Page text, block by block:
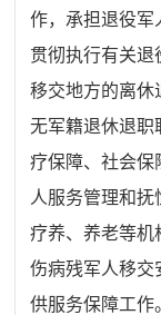
作，承担退役军
贯彻执行有关退
移交地方的离休
无军籍退休退职
疗保障、社会保
人服务管理和抚
疗养、养老等机
伤病残军人移交
供服务保障工作